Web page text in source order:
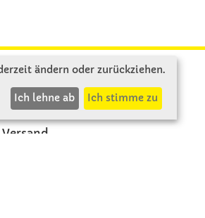
ändern oder zurückziehen.
Ich lehne ab Ich stimme zu